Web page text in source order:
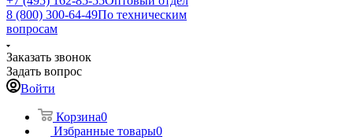
8 (800) 300-64-49По техническим
вопросам
Заказать звонок
Задать вопрос
Войти
Корзина0
Избранные товары0